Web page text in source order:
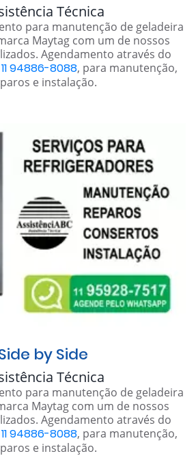
Técnica
para manutenção de geladeira
Maytag com um de nossos
Agendamento através do
11 94886-8088, para manutenção,
e instalação.
by Side
Técnica
para manutenção de geladeira
Maytag com um de nossos
Agendamento através do
11 94886-8088, para manutenção,
e instalação.